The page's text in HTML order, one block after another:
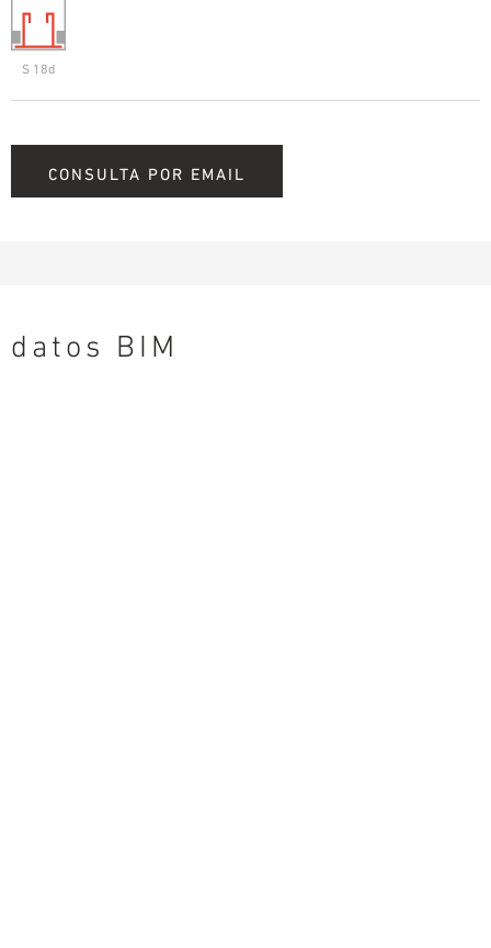
S 18d
CONSULTA POR EMAIL
datos BIM